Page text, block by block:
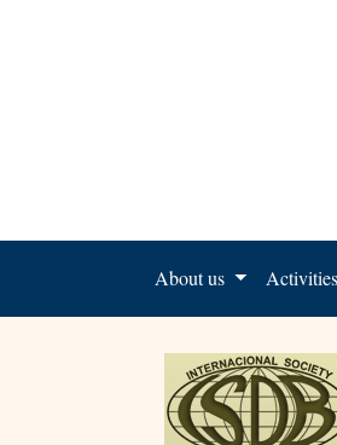
About us Activities